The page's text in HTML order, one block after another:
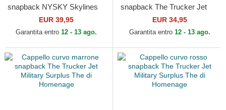
snapback NYSKY Skylines
The Snap di Homenage
EUR 39,95
Garantita entro 12 - 13 ago.
snapback The Trucker Jet
Military Surplus The di
Homenage
EUR 34,95
Garantita entro 12 - 13 ago.